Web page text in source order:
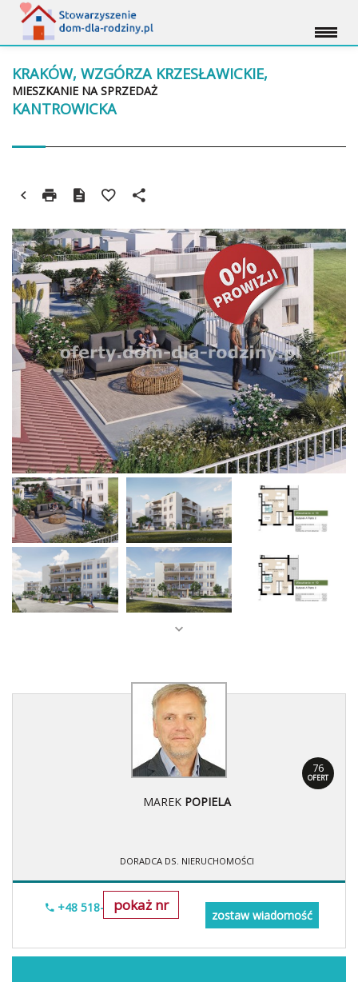
KRAKÓW, WZGÓRZA KRZESŁAWICKIE,
KANTROWICKA
MIESZKANIE NA SPRZEDAŻ
76
OFERT
MAREK POPIELA
DORADCA DS. NIERUCHOMOŚCI
pokaż nr
+48 518-967-677
zostaw wiadomość